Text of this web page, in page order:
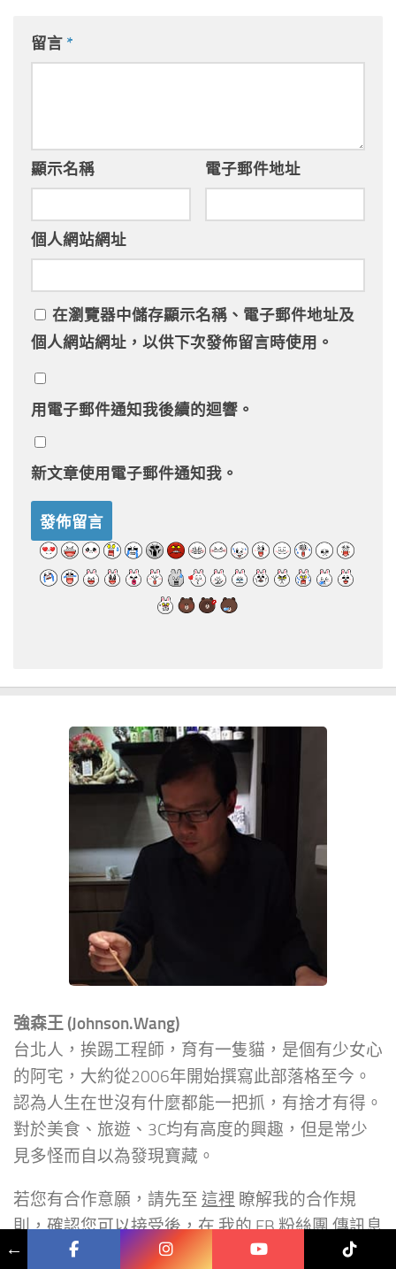
留言 *
顯示名稱 電子郵件地址
個人網站網址
在瀏覽器中儲存顯示名稱、電子郵件地址及
個人網站網址，以供下次發佈留言時使用。
用電子郵件通知我後續的迴響。
新文章使用電子郵件通知我。
強森王 (Johnson.Wang)
台北人，挨踢工程師，育有一隻貓，是個有少女心
的阿宅，大約從2006年開始撰寫此部落格至今。
認為人生在世沒有什麼都能一把抓，有捨才有得。
對於美食、旅遊、3C均有高度的興趣，但是常少
見多怪而自以為發現寶藏。
若您有合作意願，請先至 這裡 瞭解我的合作規
則，確認您可以接受後，在我的 FB 粉絲團傳訊息
給我，或者寄信給我也可以。
←